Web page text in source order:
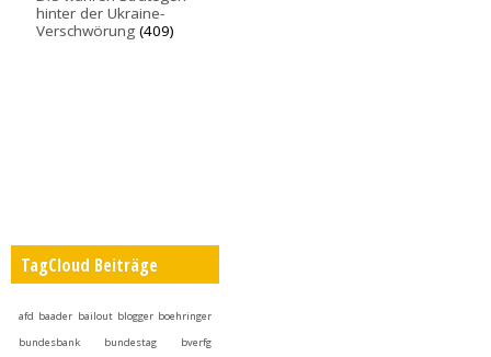
hinter der Ukraine-
Verschwörung (409)
TagCloud Beiträge
afd baader bailout blogger boehringer
bundesbank
bundestag
bverfg